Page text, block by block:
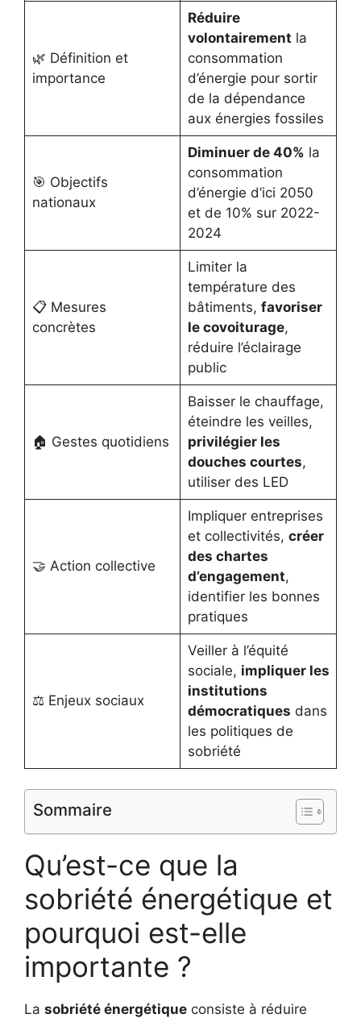
🌿 Définition et
importance
Réduire
volontairement la
consommation
d’énergie pour sortir
de la dépendance
aux énergies fossiles
🎯 Objectifs
nationaux
Diminuer de 40% la
consommation
d’énergie d’ici 2050
et de 10% sur 2022-
2024
📋 Mesures
concrètes
Limiter la
température des
bâtiments, favoriser
le covoiturage,
réduire l’éclairage
public
🏠 Gestes quotidiens
Baisser le chauffage,
éteindre les veilles,
privilégier les
douches courtes,
utiliser des LED
🤝 Action collective
Impliquer entreprises
et collectivités, créer
des chartes
d’engagement,
identifier les bonnes
pratiques
⚖️ Enjeux sociaux
Veiller à l’équité
sociale, impliquer les
institutions
démocratiques dans
les politiques de
sobriété
Sommaire
Qu’est-ce que la
sobriété énergétique et
pourquoi est-elle
importante ?
La sobriété énergétique consiste à réduire